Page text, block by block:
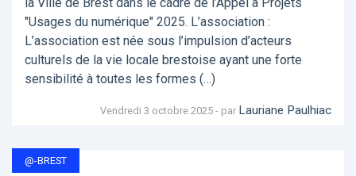
"Usages du numérique" 2025. L’association :
L’association est née sous l’impulsion d’acteurs
culturels de la vie locale brestoise ayant une forte
sensibilité à toutes les formes (…)
Vendredi 3 octobre 2025 - par Lauriane Paulhiac
@-BREST